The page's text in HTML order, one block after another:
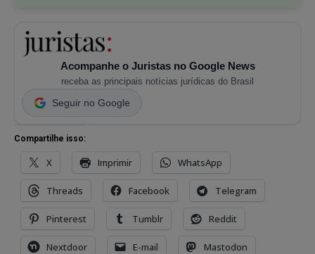
Acompanhe o Juristas no Google News
receba as principais notícias jurídicas do Brasil
Seguir no Google
Compartilhe isso:
X Imprimir WhatsApp
Threads Facebook Telegram
Pinterest Tumblr Reddit
Nextdoor E-mail Mastodon